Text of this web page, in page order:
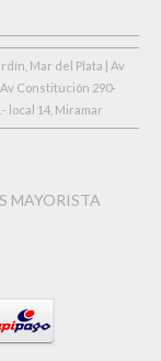
Mar del Plata | Av
Constitución 290-
local 14, Miramar
MAYORISTA